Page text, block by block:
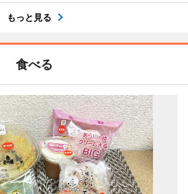
もっと見る
食べる